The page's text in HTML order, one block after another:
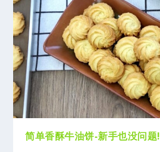
简单香酥牛油饼-新手也没问题!